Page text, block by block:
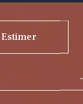
Estimer